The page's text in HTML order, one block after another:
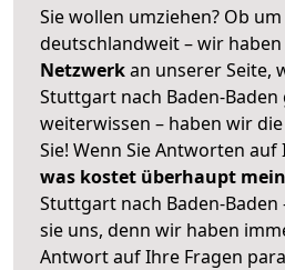
Sie wollen umziehen? Ob
deutschlandweit – wir haben
Netzwerkan unserer Seite,
Stuttgart nach Baden-Baden
weiterwissen – haben wir
Sie! Wenn Sie Antworten
was kostet überhaupt
Stuttgart nach Baden-Baden
sie uns, denn wir haben
Antwort auf Ihre Fragen